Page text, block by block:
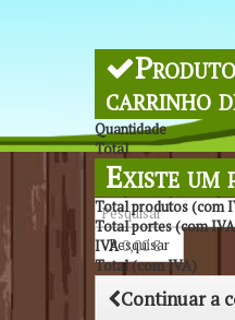
Pesquisar
Produto
carrinho
Quantidade
Total
Existe um
Total produtos (com
Total portes (com
IVA0,00 €
Total (com IVA)
Continuar a